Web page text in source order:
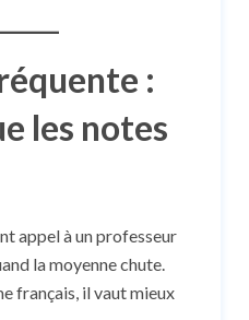
:
les notes
appel à un professeur
la moyenne chute.
français, il vaut mieux